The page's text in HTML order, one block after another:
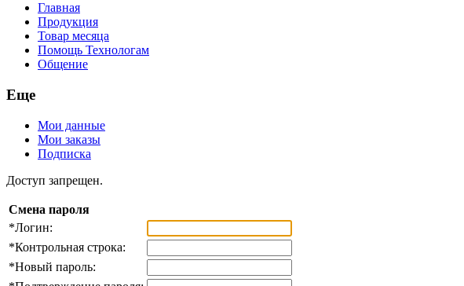
Главная
Продукция
Товар месяца
Помощь Технологам
Общение
Еще
Мои данные
Мои заказы
Подписка
Доступ запрещен.
Смена пароля
*Логин:
*Контрольная строка:
*Новый пароль: